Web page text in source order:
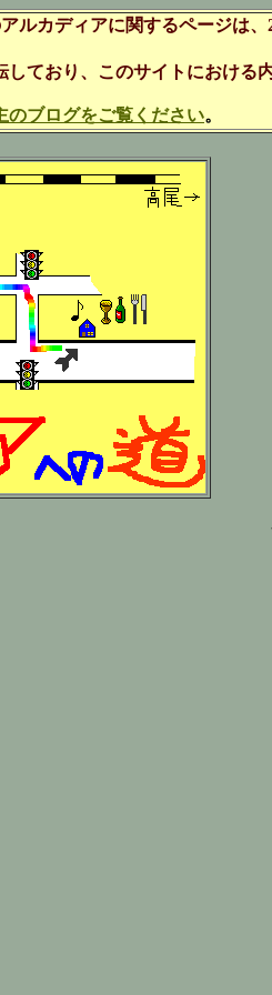
ルカディアに関するページは
ており、このサイトにおける
のブログをご覧ください。